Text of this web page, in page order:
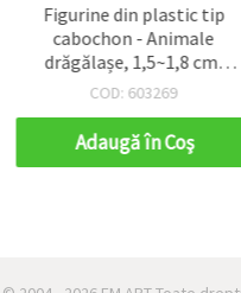
Figurine din plastic tip
cabochon - Animale
drăgălașe, 1,5~1,8 cm,
designuri mixte - 10 buc
COD: 603269
Adaugă în Coş